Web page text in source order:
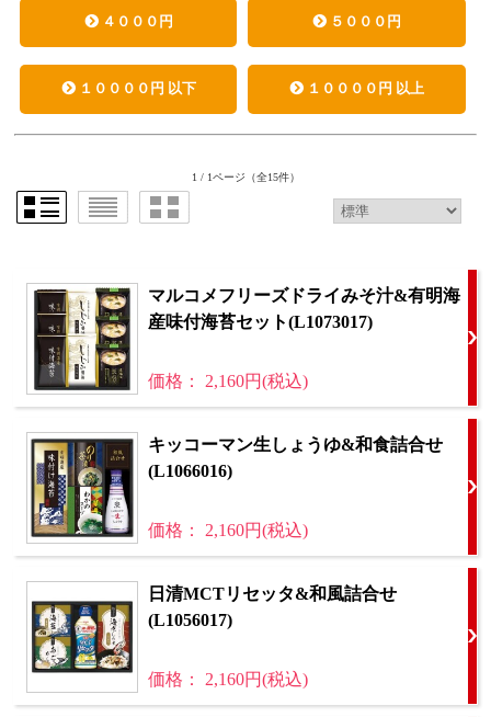
４０００円 ５０００円
１００００円 以下 １００００円 以上
1 / 1ページ （全15件）
マルコメフリーズドライみそ汁&有明海
産味付海苔セット(L1073017)
価格： 2,160円(税込)
キッコーマン生しょうゆ&和食詰合せ
(L1066016)
価格： 2,160円(税込)
日清MCTリセッタ&和風詰合せ
(L1056017)
価格： 2,160円(税込)